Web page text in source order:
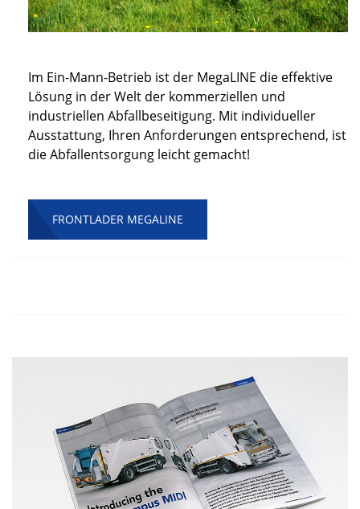
Im Ein-Mann-Betrieb ist der MegaLINE die effektive
Lösung in der Welt der kommerziellen und
industriellen Abfallbeseitigung. Mit individueller
Ausstattung, Ihren Anforderungen entsprechend, ist
die Abfallentsorgung leicht gemacht!
FRONTLADER MEGALINE